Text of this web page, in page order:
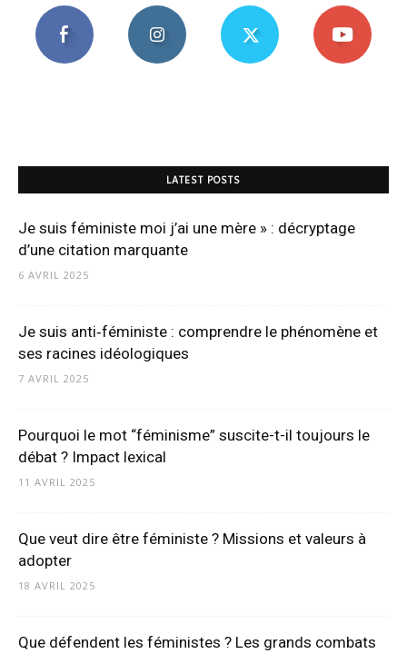
LATEST POSTS
Je suis féministe moi j’ai une mère » : décryptage
d’une citation marquante
6 AVRIL 2025
Je suis anti‑féministe : comprendre le phénomène et
ses racines idéologiques
7 AVRIL 2025
Pourquoi le mot “féminisme” suscite-t-il toujours le
débat ? Impact lexical
11 AVRIL 2025
Que veut dire être féministe ? Missions et valeurs à
adopter
18 AVRIL 2025
Que défendent les féministes ? Les grands combats